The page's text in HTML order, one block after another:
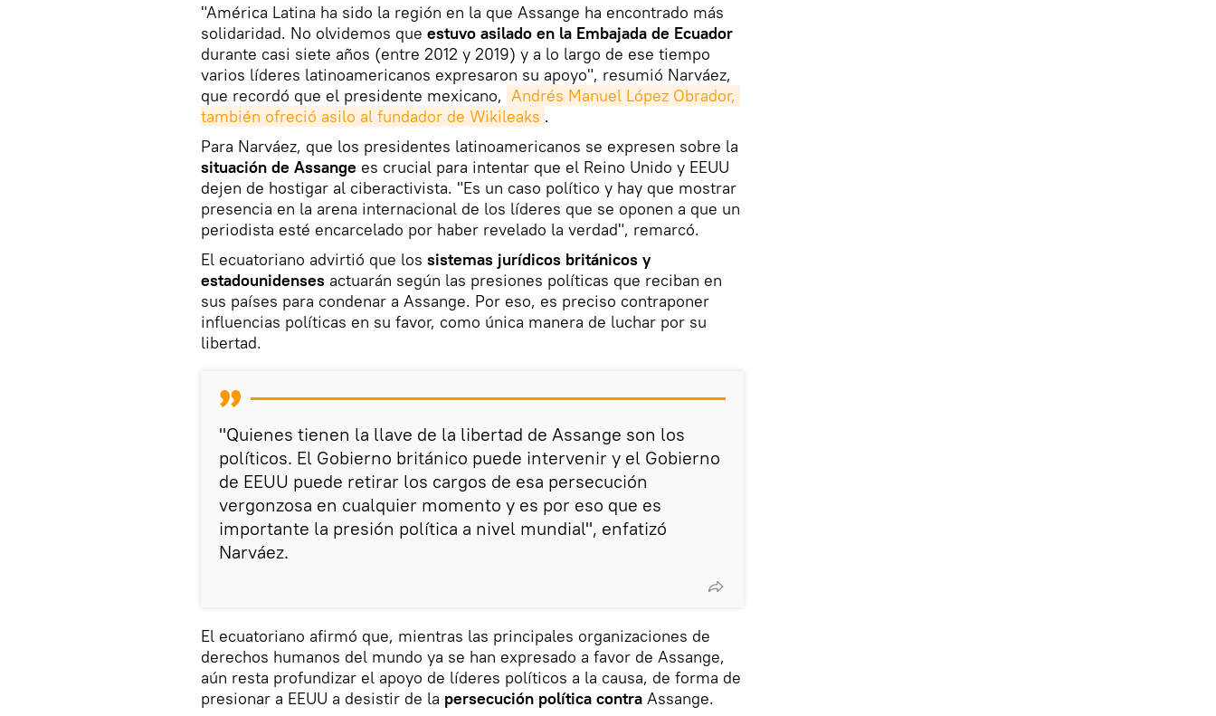
"América Latina ha sido la región en la que Assange ha encontrado más
solidaridad. No olvidemos que estuvo asilado en la Embajada de Ecuador
durante casi siete años (entre 2012 y 2019) y a lo largo de ese tiempo
varios líderes latinoamericanos expresaron su apoyo", resumió Narváez,
que recordó que el presidente mexicano, Andrés Manuel López Obrador,
también ofreció asilo al fundador de Wikileaks .
Para Narváez, que los presidentes latinoamericanos se expresen sobre la
situación de Assange es crucial para intentar que el Reino Unido y EEUU
dejen de hostigar al ciberactivista. "Es un caso político y hay que mostrar
presencia en la arena internacional de los líderes que se oponen a que un
periodista esté encarcelado por haber revelado la verdad", remarcó.
El ecuatoriano advirtió que los sistemas jurídicos británicos y
estadounidenses actuarán según las presiones políticas que reciban en
sus países para condenar a Assange. Por eso, es preciso contraponer
influencias políticas en su favor, como única manera de luchar por su
libertad.
"Quienes tienen la llave de la libertad de Assange son los
políticos. El Gobierno británico puede intervenir y el Gobierno
de EEUU puede retirar los cargos de esa persecución
vergonzosa en cualquier momento y es por eso que es
importante la presión política a nivel mundial", enfatizó
Narváez.
El ecuatoriano afirmó que, mientras las principales organizaciones de
derechos humanos del mundo ya se han expresado a favor de Assange,
aún resta profundizar el apoyo de líderes políticos a la causa, de forma de
presionar a EEUU a desistir de la persecución política contra Assange.